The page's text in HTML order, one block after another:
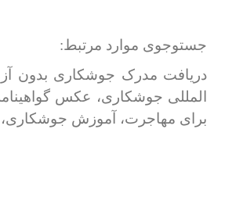
جستوجوی موارد مرتبط:
دریافت مدرک جوشکاری بدون
المللی جوشکاری، عکس
برای مهاجرت، آموزش